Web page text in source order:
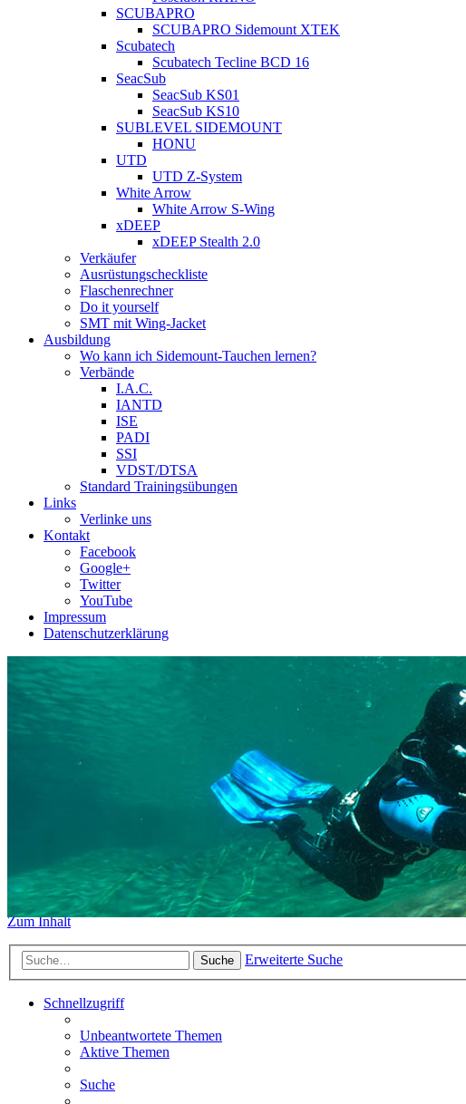
SCUBAPRO
SCUBAPRO Sidemount XTEK
Scubatech
Scubatech Tecline BCD 16
SeacSub
SeacSub KS01
SeacSub KS10
SUBLEVEL SIDEMOUNT
HONU
UTD
UTD Z-System
White Arrow
White Arrow S-Wing
xDEEP
xDEEP Stealth 2.0
Verkäufer
Ausrüstungscheckliste
Flaschenrechner
Do it yourself
SMT mit Wing-Jacket
Ausbildung
Wo kann ich Sidemount-Tauchen lernen?
Verbände
I.A.C.
IANTD
ISE
PADI
SSI
VDST/DTSA
Standard Trainingsübungen
Links
Verlinke uns
Kontakt
Facebook
Google+
Twitter
YouTube
Impressum
Datenschutzerklärung
Das Sidemount-Forum ist auf ein
https://www.sidemount-forum.com
Das alte Forum hier existiert nur
Sidemount-Forum
Erlebe den Unterschied
Zum Inhalt
Suche Erweiterte Suche
Schnellzugriff
Unbeantwortete Themen
Aktive Themen
Suche